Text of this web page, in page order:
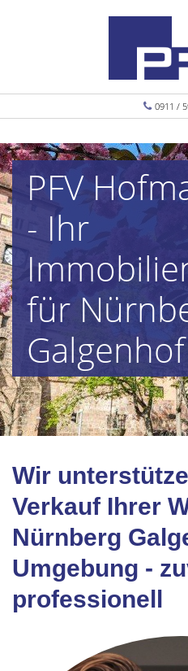
0911 /
PFV
- Ihr
für
Galgenhof
Wir
Verkauf Ihrer
Nürnberg
Umgebung -
professionell